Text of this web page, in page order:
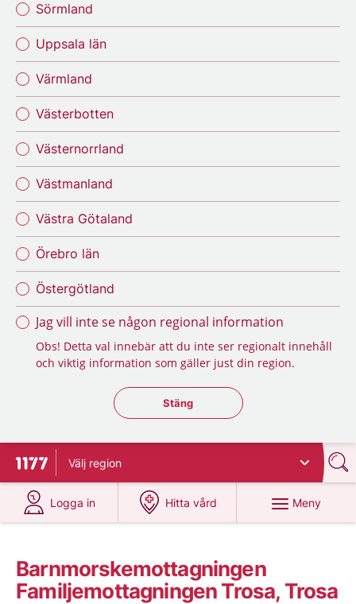
Sörmland
Uppsala län
Värmland
Västerbotten
Västernorrland
Västmanland
Västra Götaland
Örebro län
Östergötland
Jag vill inte se någon regional information
Obs! Detta val innebär att du inte ser regionalt innehåll
och viktig information som gäller just din region.
Stäng regionsväljaren
Stäng
Till startsidan för 1177
Välj region
Logga in
på 1177.se
Hitta vård
på 1177.se
Meny
Barnmorskemottagningen
Familjemottagningen Trosa, Trosa